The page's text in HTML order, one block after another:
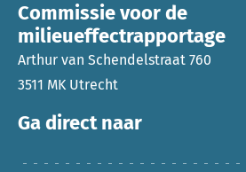
Ga direct naar
Commissie voor de
milieueffectrapportage
Arthur van Schendelstraat 760
3511 MK Utrecht